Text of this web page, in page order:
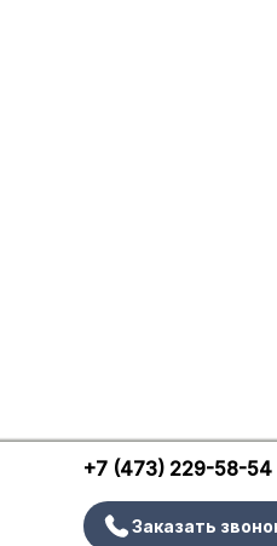
+7 (473) 229-58-54
Заказать